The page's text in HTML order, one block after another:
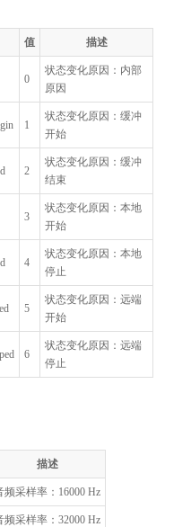
值 描述
0
状态变化原因：内部
原因
1
状态变化原因：缓冲
开始
2
状态变化原因：缓冲
结束
3
状态变化原因：本地
开始
4
状态变化原因：本地
停止
5
状态变化原因：远端
开始
6
状态变化原因：远端
停止
描述
频采样率：16000 Hz
频采样率：32000 Hz